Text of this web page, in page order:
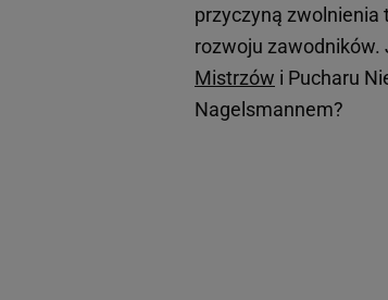
przyczyną zwolnienia
rozwoju zawodników.
Mistrzów i Pucharu
Nagelsmannem?